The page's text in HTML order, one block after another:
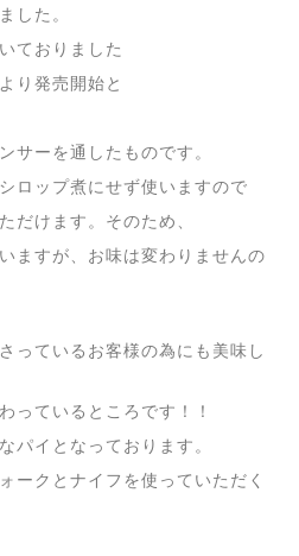
した。
ておりました
り発売開始と
サーを通したものです。
ロップ煮にせず使いますので
だけます。そのため、
ますが、お味は変わりませんの
っているお客様の為にも美味し
っているところです！！
パイとなっております。
ークとナイフを使っていただく